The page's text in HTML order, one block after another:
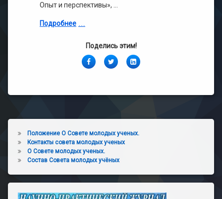
Опыт и перспективы», …
Подробнее
Поделись этим!
FacebookTwitterLinkedIn
Положение О Совете молодых ученых.
Контакты совета молодых ученых
О Совете молодых ученых.
Состав Совета молодых учёных